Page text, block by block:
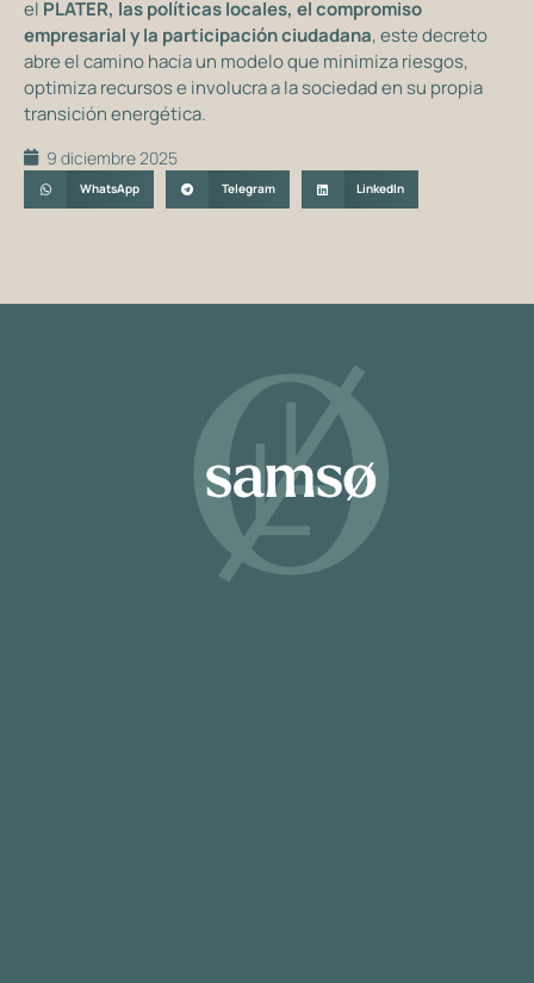
el PLATER, las políticas locales, el compromiso
empresarial y la participación ciudadana, este decreto
abre el camino hacia un modelo que minimiza riesgos,
optimiza recursos e involucra a la sociedad en su propia
transición energética.
9 diciembre 2025
WhatsApp Telegram LinkedIn